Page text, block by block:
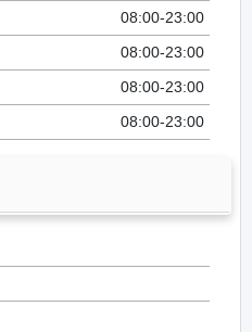
08:00-23:00
08:00-23:00
08:00-23:00
08:00-23:00